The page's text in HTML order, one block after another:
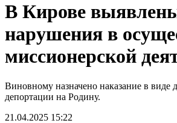
В Кирове
нарушения в
миссионерской
Виновному назначено наказание в виде
депортации на Родину.
21.04.2025 15:22